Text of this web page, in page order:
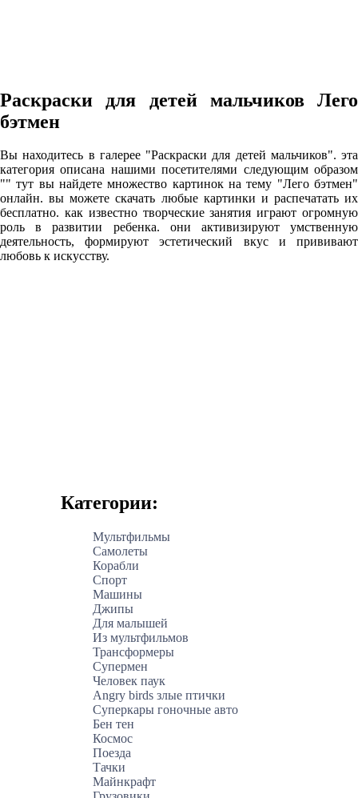
Раскраски для детей мальчиков Лего
бэтмен
Вы находитесь в галерее "Раскраски для детей мальчиков". эта
категория описана нашими посетителями следующим образом
"" тут вы найдете множество картинок на тему "Лего бэтмен"
онлайн. вы можете скачать любые картинки и распечатать их
бесплатно. как известно творческие занятия играют огромную
роль в развитии ребенка. они активизируют умственную
деятельность, формируют эстетический вкус и прививают
любовь к искусству.
Категории:
Мультфильмы
Самолеты
Корабли
Спорт
Машины
Джипы
Для малышей
Из мультфильмов
Трансформеры
Супермен
Человек паук
Angry birds злые птички
Суперкары гоночные авто
Бен тен
Космос
Поезда
Тачки
Майнкрафт